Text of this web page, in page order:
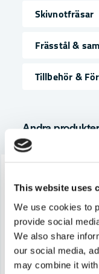
This website uses
We use cookies to
provide social
We also share
our social media,
may combine it
Namn
email
Skivnotfräsar
Frässtål &
Tillbehör &
Andra